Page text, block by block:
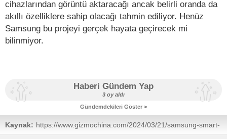
cihazlarından görüntü aktaracağı ancak belirli oranda da
akıllı özelliklere sahip olacağı tahmin ediliyor. Henüz
Samsung bu projeyi gerçek hayata geçirecek mi
bilinmiyor.
Haberi Gündem Yap
3 oy aldı
Gündemdekileri Göster >
Kaynak: https://www.gizmochina.com/2024/03/21/samsung-smart-
glasses-design-patent/